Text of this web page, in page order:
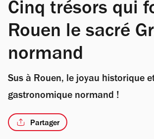
Cinq trésors qui
Rouen le sacré
normand
Sus à Rouen, le joyau historique
gastronomique normand !
Partager